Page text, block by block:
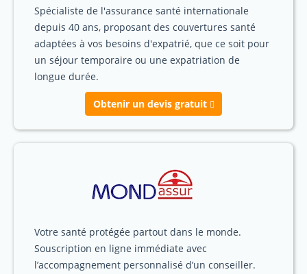
Spécialiste de l'assurance santé internationale
depuis 40 ans, proposant des couvertures santé
adaptées à vos besoins d'expatrié, que ce soit pour
un séjour temporaire ou une expatriation de
longue durée.
Obtenir un devis gratuit
Votre santé protégée partout dans le monde.
Souscription en ligne immédiate avec
l’accompagnement personnalisé d’un conseiller.